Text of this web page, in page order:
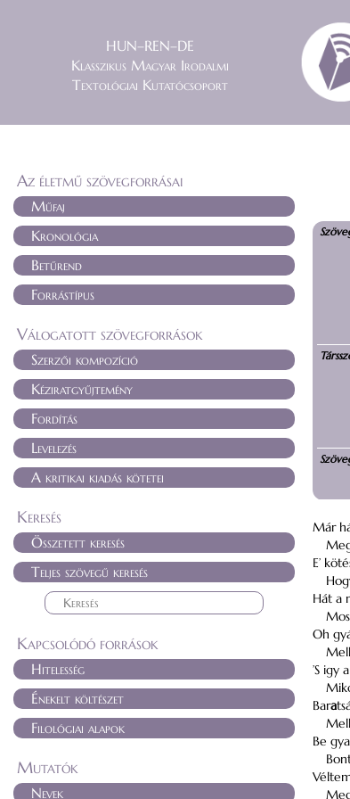
HUN–REN–DE
Klasszikus Magyar Irodalmi
Textológiai Kutatócsoport
Az életmű szövegforrásai
Műfaj
Kronológia
Betűrend
Forrástípus
Válogatott szövegforrások
Szerzői kompozíció
Kéziratgyűjtemény
Fordítás
Levelezés
A kritikai kiadás kötetei
Keresés
Összetett keresés
Teljes szövegű keresés
Kapcsolódó források
Hitelesség
Énekelt költészet
Filológiai alapok
Mutatók
Nevek
Már
E’
Hát a
Oh
’S igy
Bara
Be